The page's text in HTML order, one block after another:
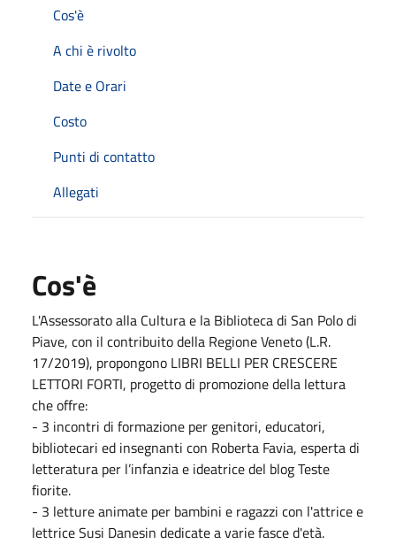
Cos'è
A chi è rivolto
Date e Orari
Costo
Punti di contatto
Allegati
Cos'è
L'Assessorato alla Cultura e la Biblioteca di San Polo di
Piave, con il contribuito della Regione Veneto (L.R.
17/2019), propongono LIBRI BELLI PER CRESCERE
LETTORI FORTI, progetto di promozione della lettura
che offre:
- 3 incontri di formazione per genitori, educatori,
bibliotecari ed insegnanti con Roberta Favia, esperta di
letteratura per l’infanzia e ideatrice del blog Teste
fiorite.
- 3 letture animate per bambini e ragazzi con l'attrice e
lettrice Susi Danesin dedicate a varie fasce d'età.